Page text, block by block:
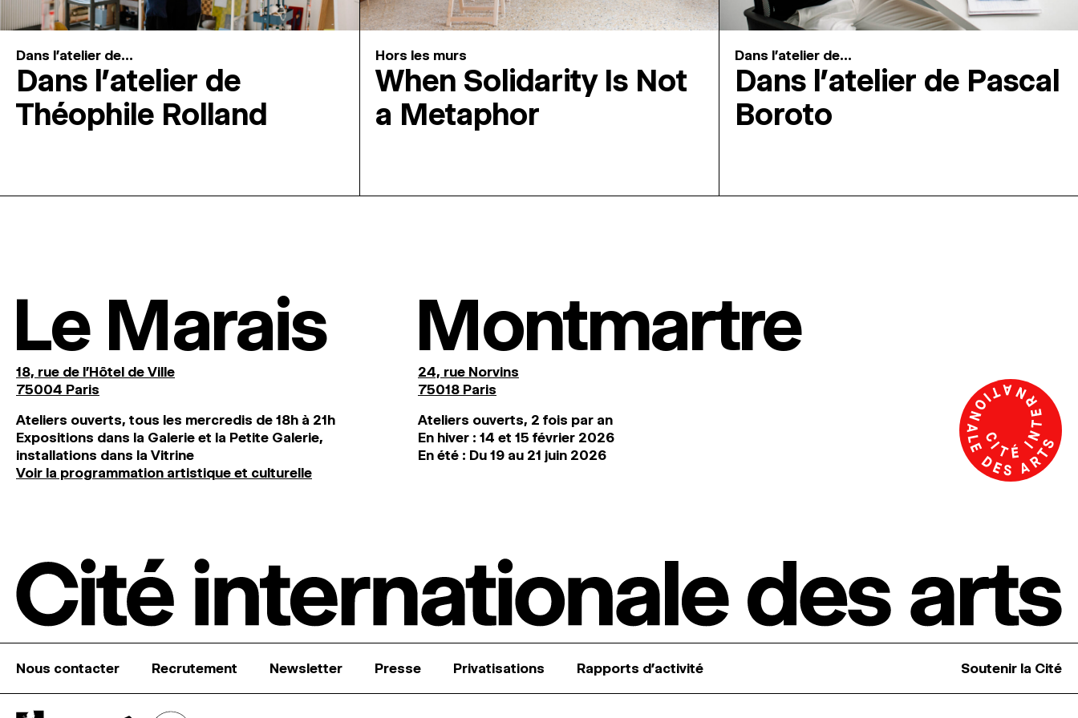
Dans l'atelier de...
Dans l’atelier de
Théophile Rolland
Hors les murs
When Solidarity Is Not
a Metaphor
Dans l'atelier de...
Dans l’atelier de Pascal
Boroto
Le Marais
18, rue de l'Hôtel de Ville
75004 Paris
Ateliers ouverts, tous les mercredis de 18h à 21h
Expositions dans la Galerie et la Petite Galerie,
installations dans la Vitrine
Voir la programmation artistique et culturelle
Montmartre
24, rue Norvins
75018 Paris
Ateliers ouverts, 2 fois par an
En hiver : 14 et 15 février 2026
En été : Du 19 au 21 juin 2026
Nous contacter Recrutement Newsletter Presse Privatisations Rapports d’activité Soutenir la Cité